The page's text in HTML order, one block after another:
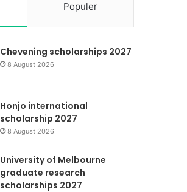
Populer
Chevening scholarships 2027
8 August 2026
Honjo international
scholarship 2027
8 August 2026
University of Melbourne
graduate research
scholarships 2027